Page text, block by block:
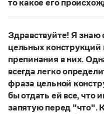
Словари русского языка как
Справочники
Правила русской
Русский язык. Краткий
для школьников
Письмовник
Справочник по пунктуации
Управление в
Правила русской
то какое его
Нет, не существует и
Страница ответа
Здравствуйте! Я знаю
цельных конструкций
препинания в них.
всегда легко
фраза цельной
бы отдать ей все, что
запятую перед "что".